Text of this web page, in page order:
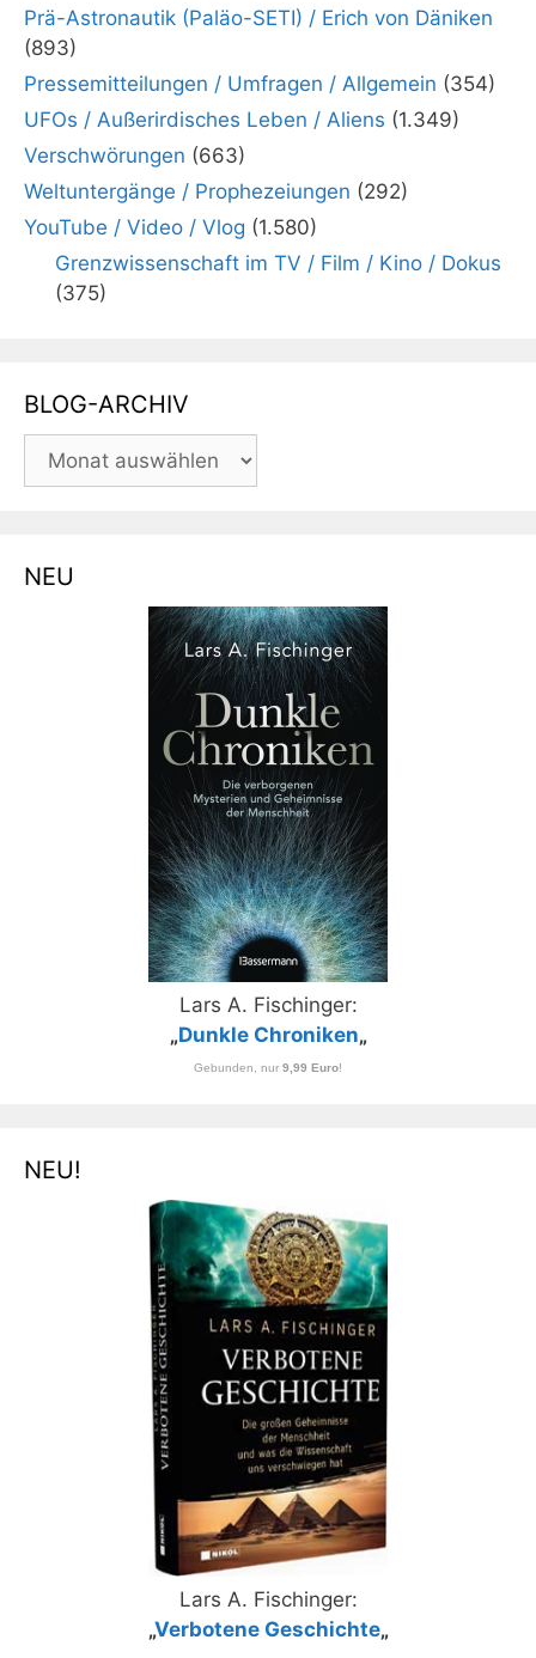
Prä-Astronautik (Paläo-SETI) / Erich von Däniken
(893)
Pressemitteilungen / Umfragen / Allgemein (354)
UFOs / Außerirdisches Leben / Aliens (1.349)
Verschwörungen (663)
Weltuntergänge / Prophezeiungen (292)
YouTube / Video / Vlog (1.580)
Grenzwissenschaft im TV / Film / Kino / Dokus
(375)
BLOG-ARCHIV
BLOG-
ARCHIV
NEU
Lars A. Fischinger:
„Dunkle Chroniken„
Gebunden, nur 9,99 Euro!
NEU!
Lars A. Fischinger:
„Verbotene Geschichte„